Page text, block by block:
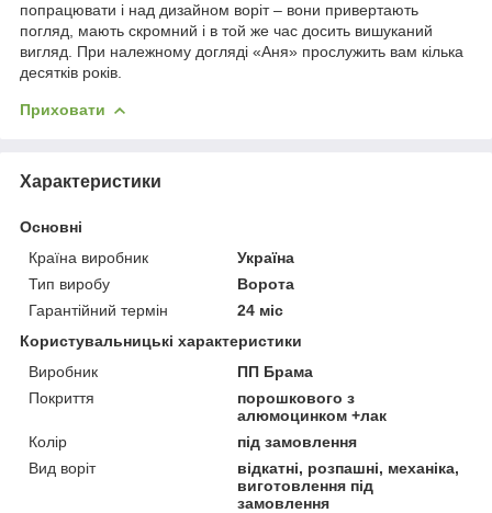
попрацювати і над дизайном воріт – вони привертають
погляд, мають скромний і в той же час досить вишуканий
вигляд. При належному догляді «Аня» прослужить вам кілька
десятків років.
Приховати
Характеристики
Основні
Країна виробник
Україна
Тип виробу
Ворота
Гарантійний термін
24 міс
Користувальницькі характеристики
Виробник
ПП Брама
Покриття
порошкового з
алюмоцинком +лак
Колір
під замовлення
Вид воріт
відкатні, розпашні, механіка,
виготовлення під
замовлення